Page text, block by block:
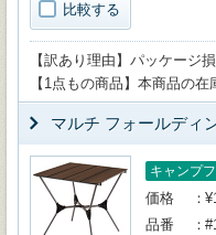
比較する
【訳あり理由】パッケージ
【1点もの商品】本商品の在
マルチ フォールディ
キャンプ
価格
品番